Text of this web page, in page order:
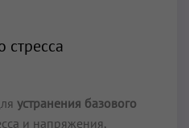
стресса
устранения базового
и напряжения,